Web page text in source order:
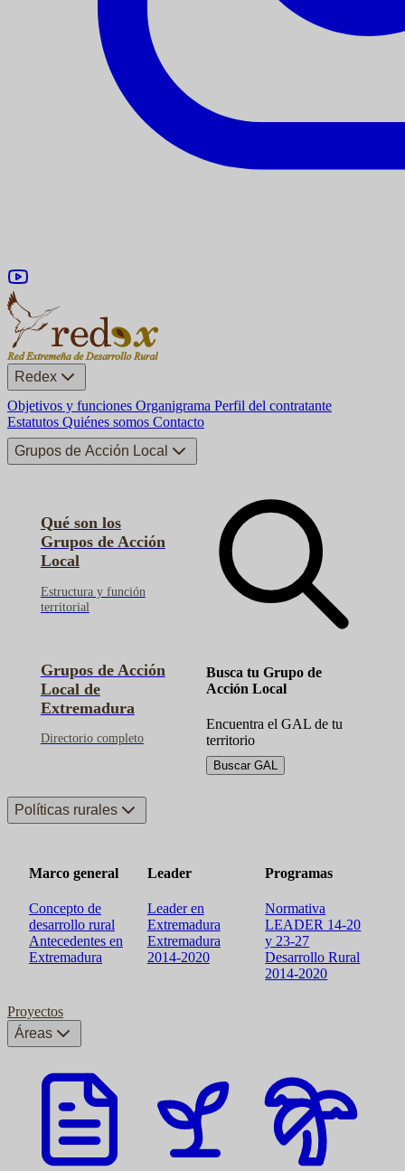
Redex
Objetivos y funciones Organigrama Perfil del contratante
Estatutos Quiénes somos Contacto
Grupos de Acción Local
Qué son los
Grupos de Acción
Local
Estructura y función
territorial
Grupos de Acción
Local de
Extremadura
Directorio completo
Busca tu Grupo de
Acción Local
Encuentra el GAL de tu
territorio
Buscar GAL
Políticas rurales
Marco general
Concepto de
desarrollo rural
Antecedentes en
Extremadura
Leader
Leader en
Extremadura
Extremadura
2014-2020
Programas
Normativa
LEADER 14-20
y 23-27
Desarrollo Rural
2014-2020
Proyectos
Áreas